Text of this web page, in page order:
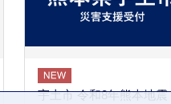
宇土市 令和8年熊本地震